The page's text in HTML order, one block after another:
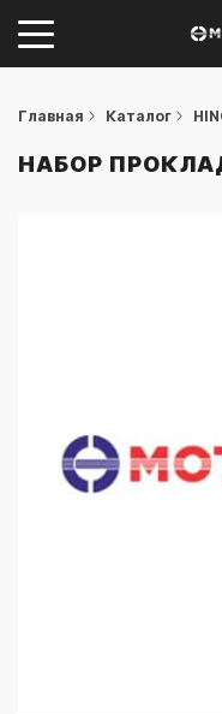
Главная Каталог
НАБОР